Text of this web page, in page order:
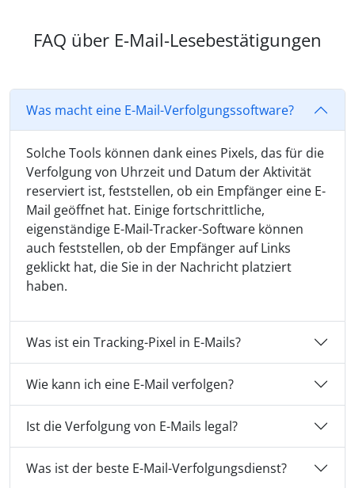
FAQ über E-Mail-Lesebestätigungen
Was macht eine E-Mail-Verfolgungssoftware?
Solche Tools können dank eines Pixels, das für die
Verfolgung von Uhrzeit und Datum der Aktivität
reserviert ist, feststellen, ob ein Empfänger eine E-
Mail geöffnet hat. Einige fortschrittliche,
eigenständige E-Mail-Tracker-Software können
auch feststellen, ob der Empfänger auf Links
geklickt hat, die Sie in der Nachricht platziert
haben.
Was ist ein Tracking-Pixel in E-Mails?
Wie kann ich eine E-Mail verfolgen?
Ist die Verfolgung von E-Mails legal?
Was ist der beste E-Mail-Verfolgungsdienst?